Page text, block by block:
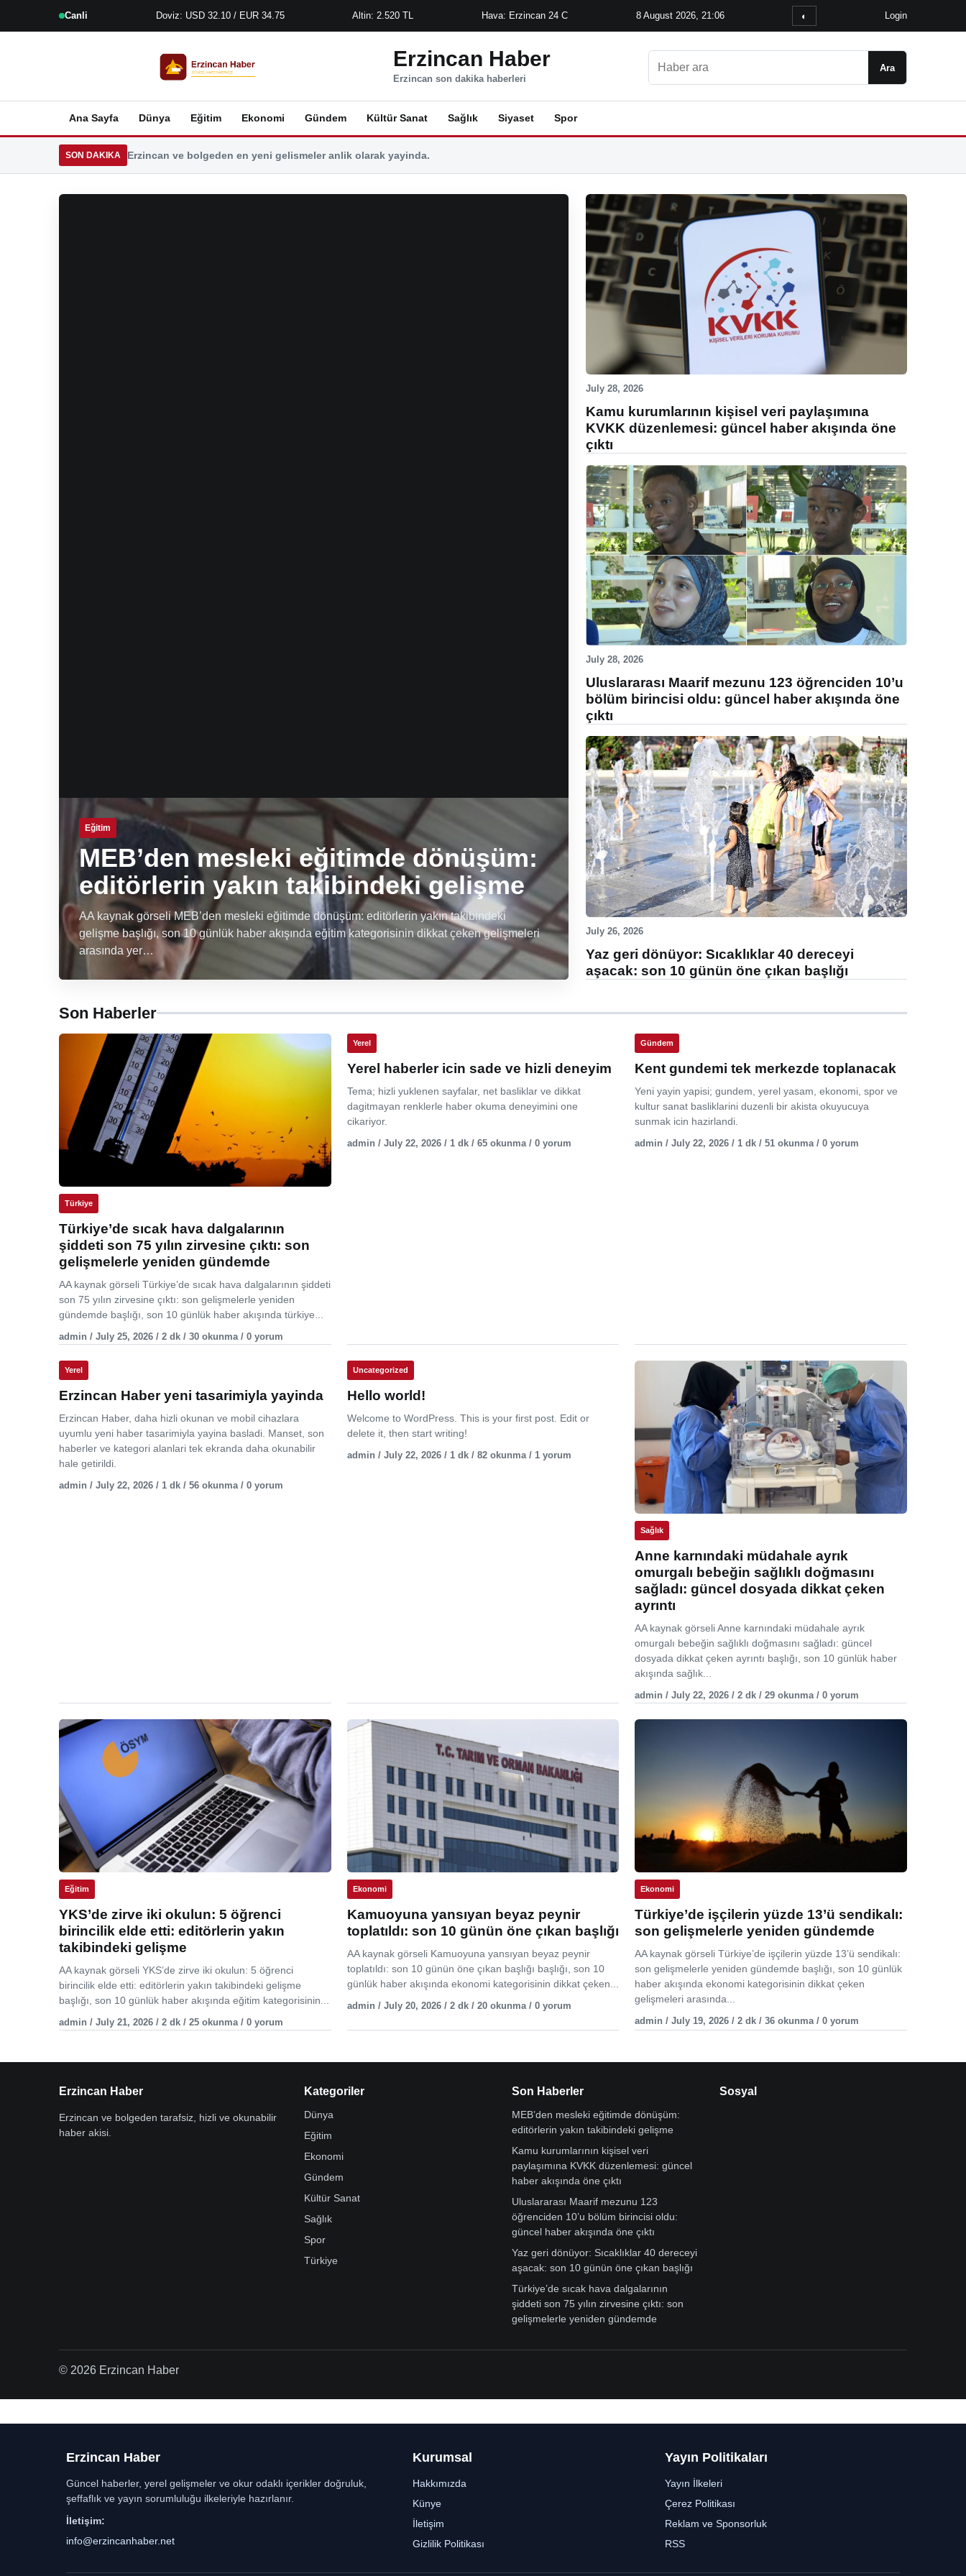
Canli Doviz: USD 32.10 / EUR 34.75 Altin: 2.520 TL Hava: Erzincan 24 C 8 August 2026, 21:06 ◐ Login
Erzincan Haber
Erzincan son dakika haberleri
Ara
Ana Sayfa Dünya Eğitim Ekonomi Gündem Kültür Sanat Sağlık Siyaset Spor
SON DAKIKA Erzincan ve bolgeden en yeni gelismeler anlik olarak yayinda.
Eğitim
MEB’den mesleki eğitimde dönüşüm:
editörlerin yakın takibindeki gelişme
AA kaynak görseli MEB’den mesleki eğitimde dönüşüm: editörlerin yakın takibindeki
gelişme başlığı, son 10 günlük haber akışında eğitim kategorisinin dikkat çeken gelişmeleri
arasında yer…
July 28, 2026
Kamu kurumlarının kişisel veri paylaşımına
KVKK düzenlemesi: güncel haber akışında öne
çıktı
July 28, 2026
Uluslararası Maarif mezunu 123 öğrenciden 10’u
bölüm birincisi oldu: güncel haber akışında öne
çıktı
July 26, 2026
Yaz geri dönüyor: Sıcaklıklar 40 dereceyi
aşacak: son 10 günün öne çıkan başlığı
Son Haberler
Türkiye
Türkiye’de sıcak hava dalgalarının
şiddeti son 75 yılın zirvesine çıktı: son
gelişmelerle yeniden gündemde
AA kaynak görseli Türkiye’de sıcak hava dalgalarının şiddeti
son 75 yılın zirvesine çıktı: son gelişmelerle yeniden
gündemde başlığı, son 10 günlük haber akışında türkiye...
admin / July 25, 2026 / 2 dk / 30 okunma / 0 yorum
Yerel
Yerel haberler icin sade ve hizli deneyim
Tema; hizli yuklenen sayfalar, net basliklar ve dikkat
dagitmayan renklerle haber okuma deneyimini one
cikariyor.
admin / July 22, 2026 / 1 dk / 65 okunma / 0 yorum
Gündem
Kent gundemi tek merkezde toplanacak
Yeni yayin yapisi; gundem, yerel yasam, ekonomi, spor ve
kultur sanat basliklarini duzenli bir akista okuyucuya
sunmak icin hazirlandi.
admin / July 22, 2026 / 1 dk / 51 okunma / 0 yorum
Yerel
Erzincan Haber yeni tasarimiyla yayinda
Erzincan Haber, daha hizli okunan ve mobil cihazlara
uyumlu yeni haber tasarimiyla yayina basladi. Manset, son
haberler ve kategori alanlari tek ekranda daha okunabilir
hale getirildi.
admin / July 22, 2026 / 1 dk / 56 okunma / 0 yorum
Uncategorized
Hello world!
Welcome to WordPress. This is your first post. Edit or
delete it, then start writing!
admin / July 22, 2026 / 1 dk / 82 okunma / 1 yorum
Sağlık
Anne karnındaki müdahale ayrık
omurgalı bebeğin sağlıklı doğmasını
sağladı: güncel dosyada dikkat çeken
ayrıntı
AA kaynak görseli Anne karnındaki müdahale ayrık
omurgalı bebeğin sağlıklı doğmasını sağladı: güncel
dosyada dikkat çeken ayrıntı başlığı, son 10 günlük haber
akışında sağlık...
admin / July 22, 2026 / 2 dk / 29 okunma / 0 yorum
Eğitim
YKS’de zirve iki okulun: 5 öğrenci
birincilik elde etti: editörlerin yakın
takibindeki gelişme
AA kaynak görseli YKS’de zirve iki okulun: 5 öğrenci
birincilik elde etti: editörlerin yakın takibindeki gelişme
başlığı, son 10 günlük haber akışında eğitim kategorisinin...
admin / July 21, 2026 / 2 dk / 25 okunma / 0 yorum
Ekonomi
Kamuoyuna yansıyan beyaz peynir
toplatıldı: son 10 günün öne çıkan başlığı
AA kaynak görseli Kamuoyuna yansıyan beyaz peynir
toplatıldı: son 10 günün öne çıkan başlığı başlığı, son 10
günlük haber akışında ekonomi kategorisinin dikkat çeken...
admin / July 20, 2026 / 2 dk / 20 okunma / 0 yorum
Ekonomi
Türkiye’de işçilerin yüzde 13’ü sendikalı:
son gelişmelerle yeniden gündemde
AA kaynak görseli Türkiye’de işçilerin yüzde 13’ü sendikalı:
son gelişmelerle yeniden gündemde başlığı, son 10 günlük
haber akışında ekonomi kategorisinin dikkat çeken
gelişmeleri arasında...
admin / July 19, 2026 / 2 dk / 36 okunma / 0 yorum
Erzincan Haber
Erzincan ve bolgeden tarafsiz, hizli ve okunabilir
haber akisi.
Kategoriler
Dünya
Eğitim
Ekonomi
Gündem
Kültür Sanat
Sağlık
Spor
Türkiye
Son Haberler
MEB’den mesleki eğitimde dönüşüm:
editörlerin yakın takibindeki gelişme
Kamu kurumlarının kişisel veri
paylaşımına KVKK düzenlemesi: güncel
haber akışında öne çıktı
Uluslararası Maarif mezunu 123
öğrenciden 10’u bölüm birincisi oldu:
güncel haber akışında öne çıktı
Yaz geri dönüyor: Sıcaklıklar 40 dereceyi
aşacak: son 10 günün öne çıkan başlığı
Türkiye’de sıcak hava dalgalarının
şiddeti son 75 yılın zirvesine çıktı: son
gelişmelerle yeniden gündemde
Sosyal
© 2026 Erzincan Haber
Erzincan Haber
Güncel haberler, yerel gelişmeler ve okur odaklı içerikler doğruluk,
şeffaflık ve yayın sorumluluğu ilkeleriyle hazırlanır.
İletişim:
info@erzincanhaber.net
Kurumsal
Hakkımızda
Künye
İletişim
Gizlilik Politikası
Yayın Politikaları
Yayın İlkeleri
Çerez Politikası
Reklam ve Sponsorluk
RSS